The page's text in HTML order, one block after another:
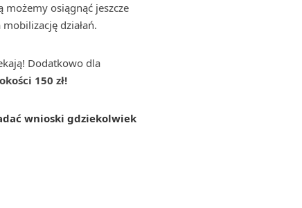
możemy osiągnąć jeszcze
działań.
Dodatkowo dla
150 zł!
wnioski gdziekolwiek